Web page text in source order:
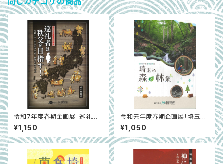
令和7年度春期企画展「巡礼者
は秩父を目指す！」
¥1,150
令和元年度春期企画展「埼玉の
森と林業」
¥1,050